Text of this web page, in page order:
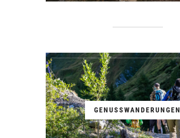
GENUSSWANDERUNGEN